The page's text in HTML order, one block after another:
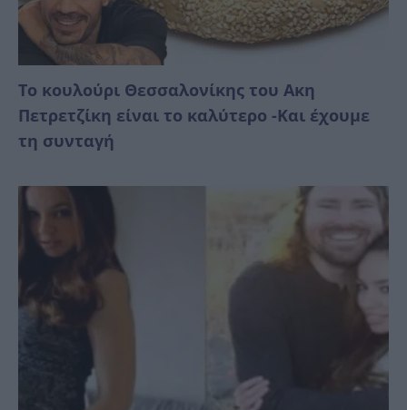
Το κουλούρι Θεσσαλονίκης του Ακη
Πετρετζίκη είναι το καλύτερο -Και έχουμε
τη συνταγή